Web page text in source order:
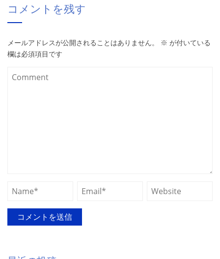
コメントを残す
メールアドレスが公開されることはありません。 ※ が付いている
欄は必須項目です